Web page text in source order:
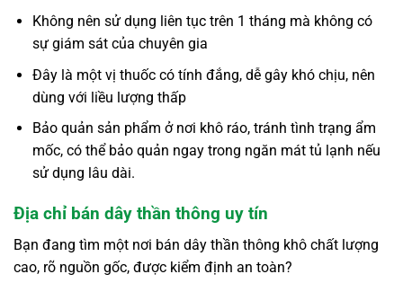
Không nên sử dụng liên tục trên 1 tháng mà không có
sự giám sát của chuyên gia
Đây là một vị thuốc có tính đắng, dễ gây khó chịu, nên
dùng với liều lượng thấp
Bảo quản sản phẩm ở nơi khô ráo, tránh tình trạng ẩm
mốc, có thể bảo quản ngay trong ngăn mát tủ lạnh nếu
sử dụng lâu dài.
Địa chỉ bán dây thần thông uy tín
Bạn đang tìm một nơi bán dây thần thông khô chất lượng
cao, rõ nguồn gốc, được kiểm định an toàn?